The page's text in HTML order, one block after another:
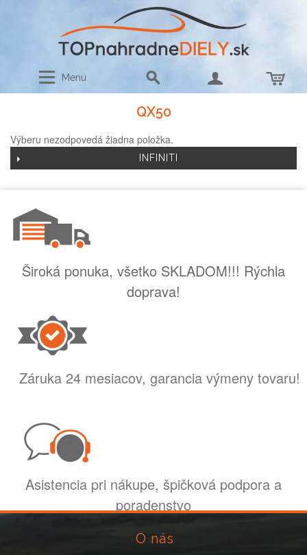
Menu
QX50
Výberu nezodpovedá žiadna položka.
INFINITI
Široká ponuka, všetko SKLADOM!!! Rýchla
doprava!
Záruka 24 mesiacov, garancia výmeny tovaru!
Asistencia pri nákupe, špičková podpora a
poradenstvo
O nás